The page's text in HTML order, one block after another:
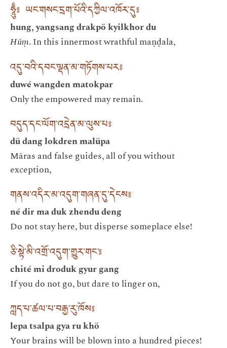
ཧཱུྃ༔ ཡང་གསང་དྲག་པོའི་དཀྱིལ་འཁོར་དུ༔
hung, yangsang drakpö kyilkhor du
Hūṃ. In this innermost wrathful maṇḍala,
འདུ་བའི་དབང་ལྡན་མ་གཏོགས་པར༔
duwé wangden matokpar
Only the empowered may remain.
བདུད་དང་ལོག་འདྲེན་མ་ལུས་པ༔
dü dang lokdren malüpa
Māras and false guides, all of you without
exception,
གནས་འདིར་མ་འདུག་གཞན་དུ་དེངས༔
né dir ma duk zhendu deng
Do not stay here, but disperse someplace else!
ཅི་སྟེ་མི་འགྲོ་འདུག་གྱུར་གང་༔
chité mi droduk gyur gang
If you do not go, but dare to linger on,
ཀླད་པ་ཚལ་པ་བརྒྱ་རུ་ཁོས༔
lepa tsalpa gya ru khö
Your brains will be blown into a hundred pieces!